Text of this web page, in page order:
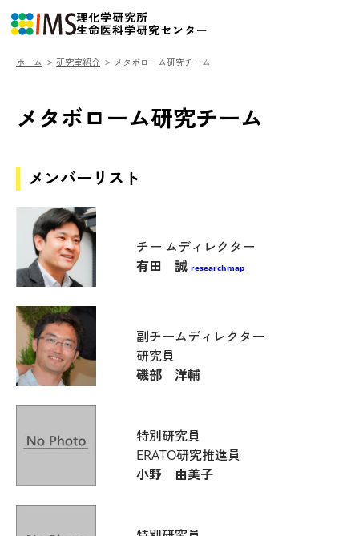
理化学研究所
生命医科学研究センター
研究室紹介
メディア
研究者向けデータベース
用語集
ニュース
イベント
採用・人材育成
お問合せ
ホーム 研究室紹介 メタボローム研究チーム
メタボローム研究チーム
メンバーリスト
チー ムディレクター
有田 誠 researchmap
副チームディレクター
研究員
磯部 洋輔
特別研究員
ERATO研究推進員
小野 由美子